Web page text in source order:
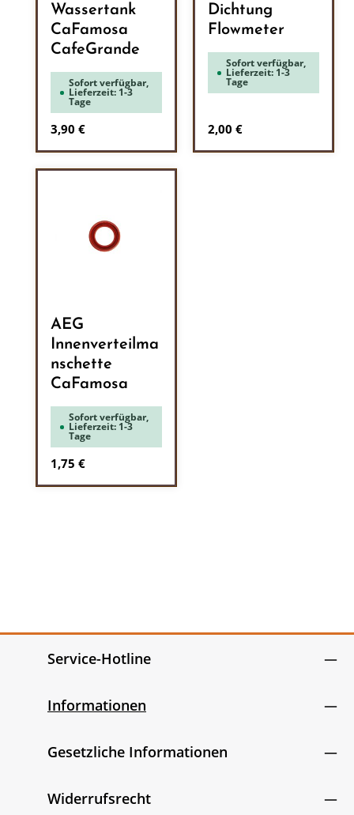
Wassertank
CaFamosa
CafeGrande
Sofort verfügbar,
Lieferzeit: 1-3
Tage
Regulärer Preis:
3,90 €
Dichtung
Flowmeter
Sofort verfügbar,
Lieferzeit: 1-3
Tage
Regulärer Preis:
2,00 €
AEG
Innenverteilma
nschette
CaFamosa
Sofort verfügbar,
Lieferzeit: 1-3
Tage
Regulärer Preis:
1,75 €
Service-Hotline
Informationen
Gesetzliche Informationen
Widerrufsrecht